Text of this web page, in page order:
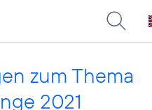
zum Thema
2021